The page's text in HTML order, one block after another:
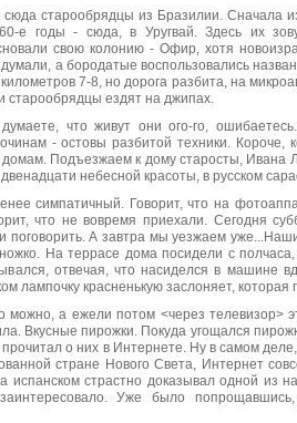
старообрядцы из Бразилии. Сначала
е годы - сюда, в Уругвай. Здесь их
свою колонию - Офир, хотя
а бородатые воспользовались
7-8, но дорога разбита, на
старообрядцы ездят на джипах.
что живут они ого-го,
- остовы разбитой техники. Короче,
Подъезжаем к дому старосты, Ивана
небесной красоты, в русском
симпатичный. Говорит, что на
что не вовремя приехали. Сегодня
поговорить. А завтра мы уезжаем
На террасе дома посидели с
отвечая, что насиделся в машине
лампочку красненькую заслоняет, которая
а ежели потом <через телевизор>
Вкусные пирожки. Покуда угощался
о них в Интернете. Ну в самом
стране Нового Света, Интернет
страстно доказывал одной из
Уже было попрощавшись,